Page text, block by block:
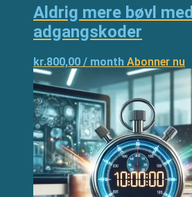
Aldrig mere bøvl med
adgangskoder
kr.800,00 / month Abonner nu